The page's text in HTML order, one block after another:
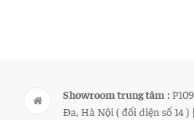
Showroom trung tâm :
Đa, Hà Nội ( đối diện số 14 )